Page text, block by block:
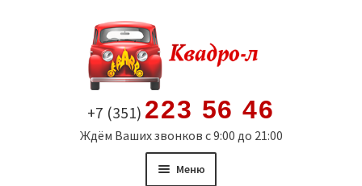
содержимому
+7 (351) 223 56 46
Ждём Ваших звонков с 9:00 до 21:00
Меню